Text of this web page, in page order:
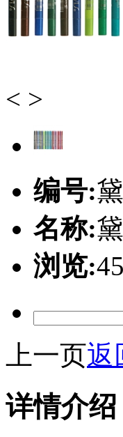
< >
编号:
名称:
浏览:
上一页返
详情介绍